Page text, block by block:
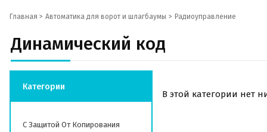
Главная > Автоматика для ворот и шлагбаумы Радиоуправление
Динамический код
Категории
С Защитой От Копирования
В этой категории нет